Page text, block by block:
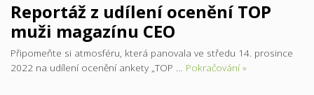
Reportáž z udílení ocenění TOP
muži magazínu CEO
Připomeňte si atmosféru, která panovala ve středu 14. prosince
2022 na udílení ocenění ankety „TOP … Pokračování »